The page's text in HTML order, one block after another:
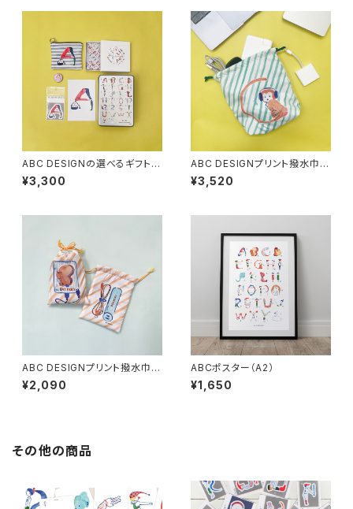
ABC DESIGNの選べるギフトボ
ックス
¥3,300
ABC DESIGNプリント撥水巾着
(Gadget)
¥3,520
ABC DESIGNプリント撥水巾着
(Battery)
¥2,090
ABCポスター（A2）
¥1,650
その他の商品